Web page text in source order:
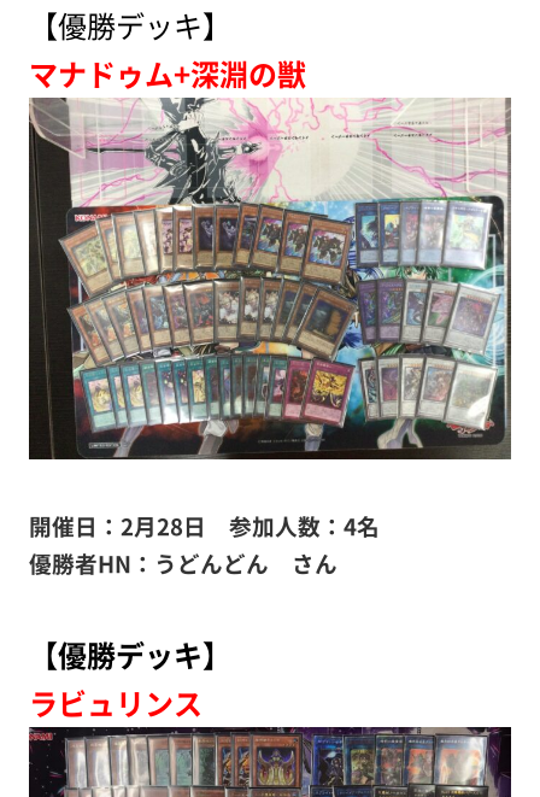
【優勝デッキ】
マナドゥム+深淵の獣
開催日：2月28日 参加人数：4名
優勝者HN：うどんどん さん
【優勝デッキ】
ラビュリンス